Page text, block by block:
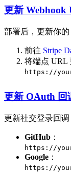
更新 Webhook
部署后，更新你的
前往 Stripe
将端点 URL
https://
更新 OAuth 回
更新社交登录回调
GitHub ：
https://
Google ：
https://